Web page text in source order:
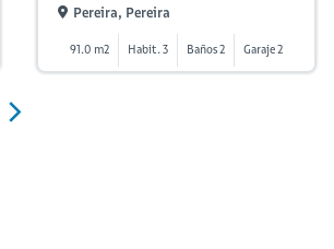
Pereira, Pereira
91.0 m2 Habit. 3 Baños 2 Garaje 2